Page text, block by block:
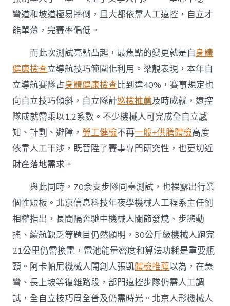
彎道和坡道極易摔倒，且大都依靠人工遠控，自立才
能單薄，完賽率偏低。
而此次測試亮點凸起，最焦點的變更就是自身體
健康檢查立導航技巧範圍化利用。梁靚表現，本年自
立導航賽隊占身體健康檢查比到達40%，賽事規定也
向自立技巧傾斜，自立隊計巡檢推薦及時成就，遠控
隊成就需乘以1.2系數。不少機械人可完成全自立感
知、計劃、避障， 勞工健檢不再一般+供膳體檢高度
依靠人工干涉，既晉陞了賽事專門研究性，也更切近
財產落地需求。
與此同時，70余支步隊同臺測試，也裸露出行業
個性短板。北京信息科技年夜學機械人工程系主任劉
相權指出，長間隔奔馳中機械人關節發燒、步態動
搖、續航缺乏等題目仍然顯明，30公斤級機械人跑完
21公里仍需換電，電池能量密度和算法功耗是重要瓶
頸。阿卡帕尼機械人開創人張凱體檢推薦以為，在急
彎、長上坡等復雜路段，部門遠控步隊仍需人工調
試，全自立技巧周全普及仍需時光。北京人形機械人